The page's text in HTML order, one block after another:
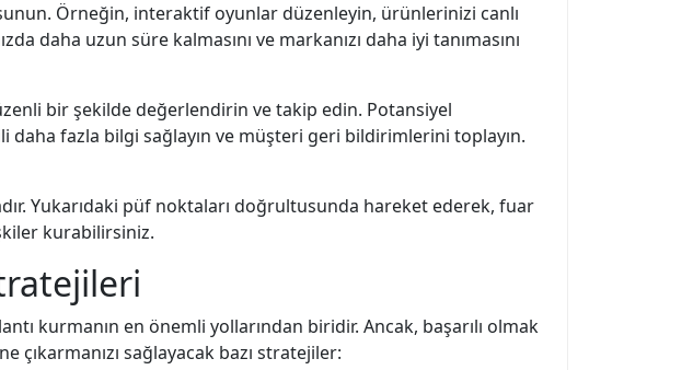
Örneğin, interaktif oyunlar düzenleyin, ürünlerinizi canlı
daha uzun süre kalmasını ve markanızı daha iyi tanımasını
bir şekilde değerlendirin ve takip edin. Potansiyel
fazla bilgi sağlayın ve müşteri geri bildirimlerini toplayın.
Yukarıdaki püf noktaları doğrultusunda hareket ederek, fuar
kurabilirsiniz.
kurmanın en önemli yollarından biridir. Ancak, başarılı olmak
çıkarmanızı sağlayacak bazı stratejiler: